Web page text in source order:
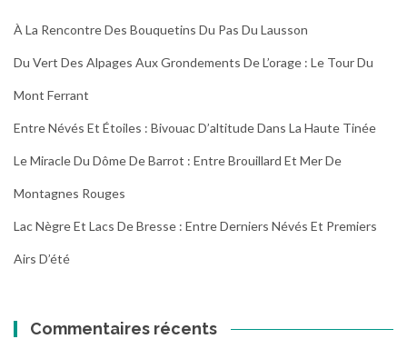
À La Rencontre Des Bouquetins Du Pas Du Lausson
Du Vert Des Alpages Aux Grondements De L’orage : Le Tour Du
Mont Ferrant
Entre Névés Et Étoiles : Bivouac D’altitude Dans La Haute Tinée
Le Miracle Du Dôme De Barrot : Entre Brouillard Et Mer De
Montagnes Rouges
Lac Nègre Et Lacs De Bresse : Entre Derniers Névés Et Premiers
Airs D’été
Commentaires récents